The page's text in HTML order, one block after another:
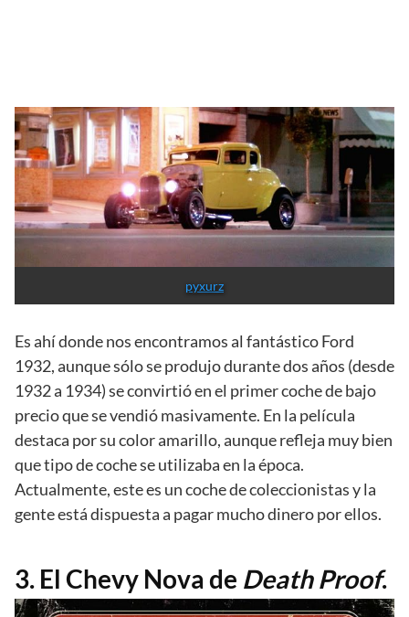
pyxurz
Es ahí donde nos encontramos al fantástico Ford
1932, aunque sólo se produjo durante dos años (desde
1932 a 1934) se convirtió en el primer coche de bajo
precio que se vendió masivamente. En la película
destaca por su color amarillo, aunque refleja muy bien
que tipo de coche se utilizaba en la época.
Actualmente, este es un coche de coleccionistas y la
gente está dispuesta a pagar mucho dinero por ellos.
3. El Chevy Nova de Death Proof.